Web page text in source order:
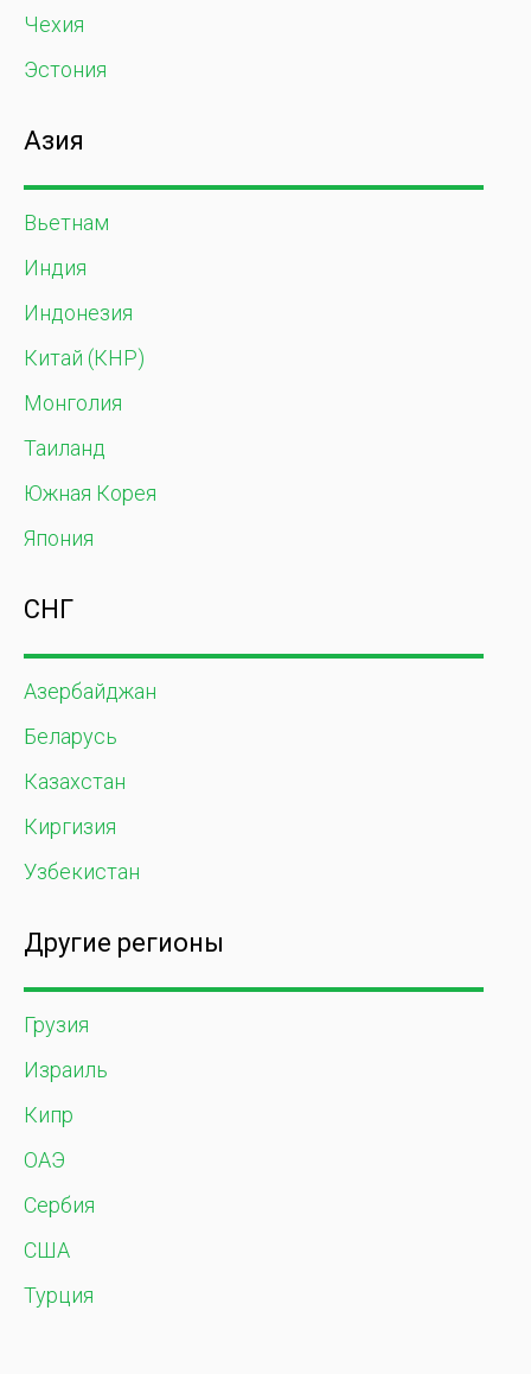
Чехия
Эстония
Азия
Вьетнам
Индия
Индонезия
Китай (КНР)
Монголия
Таиланд
Южная Корея
Япония
СНГ
Азербайджан
Беларусь
Казахстан
Киргизия
Узбекистан
Другие регионы
Грузия
Израиль
Кипр
ОАЭ
Сербия
США
Турция